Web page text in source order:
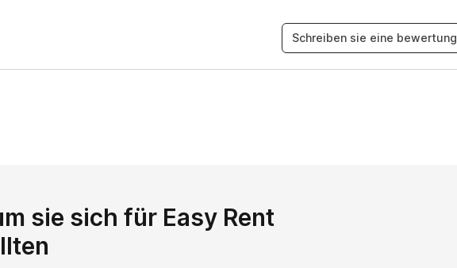
Schreiben sie eine bewertung
sie sich für Easy Rent